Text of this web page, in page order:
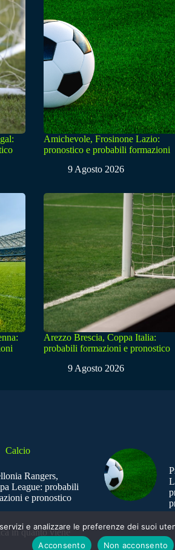
Amichevole, Frosinone Lazio:
pronostico e probabili formazioni
9 Agosto 2026
Arezzo Brescia, Coppa Italia:
probabili formazioni e pronostico
9 Agosto 2026
Calcio
Rangers,
League: probabili
e pronostico
in quanto viene
e analizzare le preferenze dei suoi
Acconsento
Non acconsento